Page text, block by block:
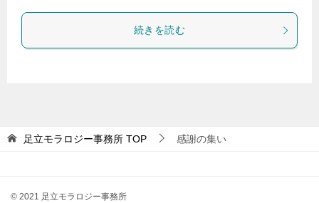
続きを読む
足立モラロジー事務所 TOP 感謝の集い
© 2021 足立モラロジー事務所